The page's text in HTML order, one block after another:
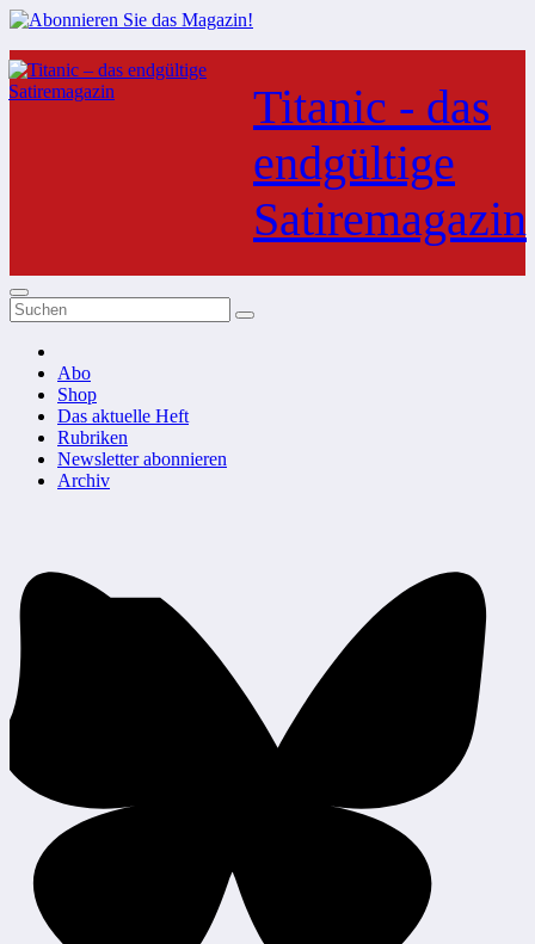
Zum
Inhalt
springen
Titanic - das
endgültige
Satiremagazin
Abo
Shop
Das aktuelle Heft
Rubriken
Newsletter abonnieren
Archiv